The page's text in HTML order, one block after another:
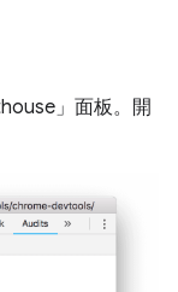
」 面板。開